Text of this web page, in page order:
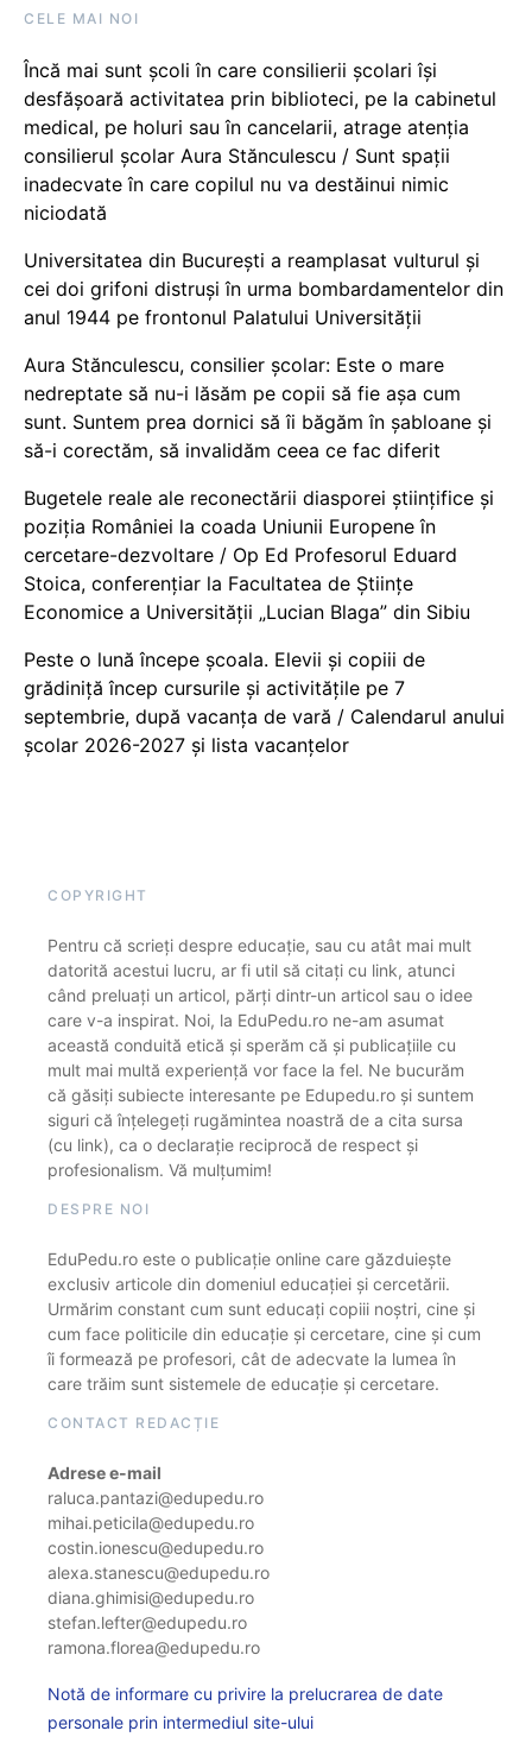
CELE MAI NOI
Încă mai sunt școli în care consilierii școlari își
desfășoară activitatea prin biblioteci, pe la cabinetul
medical, pe holuri sau în cancelarii, atrage atenția
consilierul școlar Aura Stănculescu / Sunt spații
inadecvate în care copilul nu va destăinui nimic
niciodată
Universitatea din București a reamplasat vulturul și
cei doi grifoni distruși în urma bombardamentelor din
anul 1944 pe frontonul Palatului Universității
Aura Stănculescu, consilier școlar: Este o mare
nedreptate să nu-i lăsăm pe copii să fie așa cum
sunt. Suntem prea dornici să îi băgăm în șabloane și
să-i corectăm, să invalidăm ceea ce fac diferit
Bugetele reale ale reconectării diasporei științifice și
poziția României la coada Uniunii Europene în
cercetare-dezvoltare / Op Ed Profesorul Eduard
Stoica, conferențiar la Facultatea de Științe
Economice a Universității „Lucian Blaga” din Sibiu
Peste o lună începe școala. Elevii și copiii de
grădiniță încep cursurile și activitățile pe 7
septembrie, după vacanța de vară / Calendarul anului
școlar 2026-2027 și lista vacanțelor
COPYRIGHT
Pentru că scrieți despre educație, sau cu atât mai mult
datorită acestui lucru, ar fi util să citați cu link, atunci
când preluați un articol, părți dintr-un articol sau o idee
care v-a inspirat. Noi, la EduPedu.ro ne-am asumat
această conduită etică și sperăm că și publicațiile cu
mult mai multă experiență vor face la fel. Ne bucurăm
că găsiți subiecte interesante pe Edupedu.ro și suntem
siguri că înțelegeți rugămintea noastră de a cita sursa
(cu link), ca o declarație reciprocă de respect și
profesionalism. Vă mulțumim!
DESPRE NOI
EduPedu.ro este o publicație online care găzduiește
exclusiv articole din domeniul educației și cercetării.
Urmărim constant cum sunt educați copiii noștri, cine și
cum face politicile din educație și cercetare, cine și cum
îi formează pe profesori, cât de adecvate la lumea în
care trăim sunt sistemele de educație și cercetare.
CONTACT REDACȚIE
Adrese e-mail
raluca.pantazi@edupedu.ro
mihai.peticila@edupedu.ro
costin.ionescu@edupedu.ro
alexa.stanescu@edupedu.ro
diana.ghimisi@edupedu.ro
stefan.lefter@edupedu.ro
ramona.florea@edupedu.ro
Notă de informare cu privire la prelucrarea de date
personale prin intermediul site-ului